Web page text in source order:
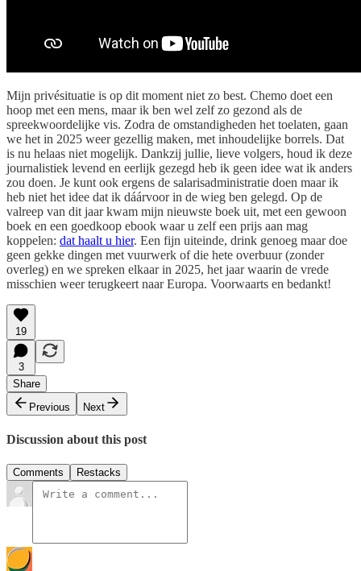
Mijn privésituatie is op dit moment niet zo best. Chemo doet een
hoop met een mens, maar ik ben wel zelf zo gezond als de
spreekwoordelijke vis. Zodra de omstandigheden het toelaten, gaan
we het in 2025 weer gezellig maken, met inhoudelijke borrels. Dat
is nu helaas niet mogelijk. Dankzij jullie, lieve volgers, houd ik deze
journalistiek levend en eerlijk gezegd heb ik geen idee wat ik anders
zou doen. Je kunt ook ergens de salarisadministratie doen maar ik
heb niet het idee dat ik dáárvoor in de wieg ben gelegd. Op de
valreep van dit jaar kwam mijn nieuwste boek uit, met een gewoon
boek en een goedkoop ebook waar u zelf een prijs aan mag
koppelen: dat haalt u hier. Een fijn uiteinde, drink genoeg maar doe
geen gekke dingen met vuurwerk of die hete overbuur (zonder
overleg) en we spreken elkaar in 2025, het jaar waarin de vrede
misschien weer terugkeert naar Europa. Voorwaarts en bedankt!
19
3
Share
Previous
Next
Discussion about this post
Comments Restacks